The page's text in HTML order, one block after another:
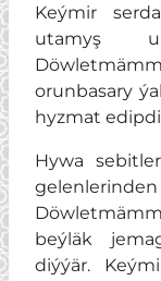
Keýmir
utamyş
orunbasary
hyzmat
Hywa
beýläk
diýýär.